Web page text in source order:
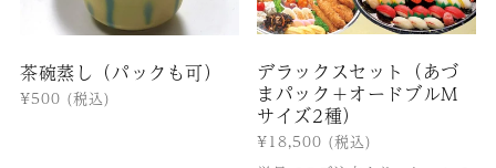
茶碗蒸し（パックも可）
通
¥500 (税込)
デラックスセット（あづ
まパック＋オードブルM
サイズ2種）
通
常
¥18,500 (税込)